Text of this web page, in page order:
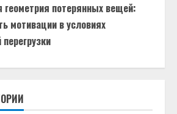
геометрия потерянных вещей:
мотивации в условиях